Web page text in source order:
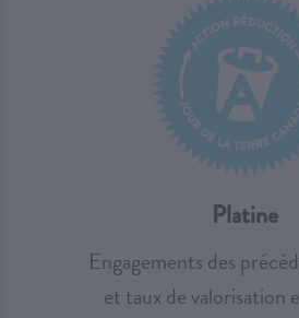
Platine
Engagements des
et taux de valorisation